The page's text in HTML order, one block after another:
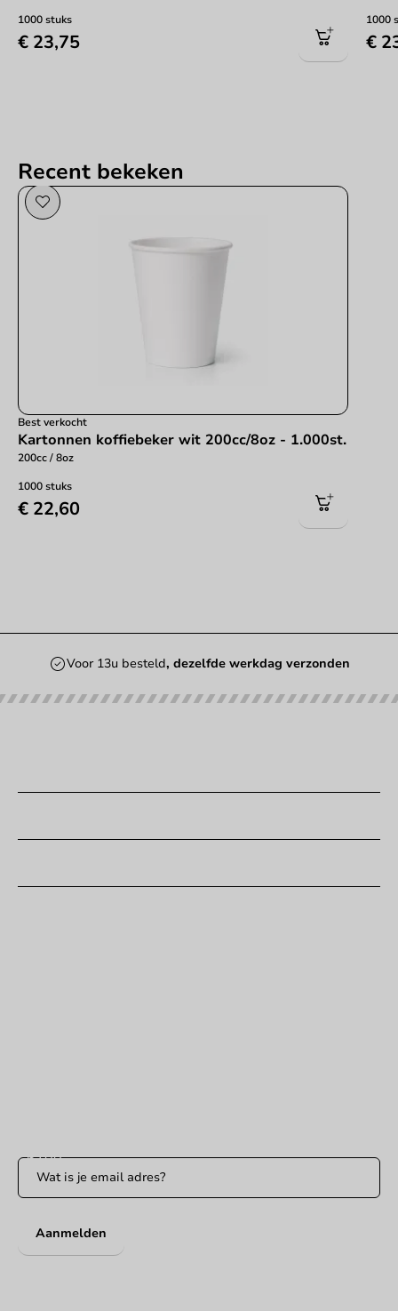
1000 stuks
€ 23,75
1000
€
Recent bekeken
Best verkocht
Kartonnen koffiebeker wit 200cc/8oz - 1.000st.
200cc / 8oz
1000 stuks
€ 22,60
Voor 13u besteld, dezelfde werkdag verzonden
Aanmelden